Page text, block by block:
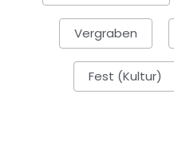
Vergraben
Fest (Kultur)